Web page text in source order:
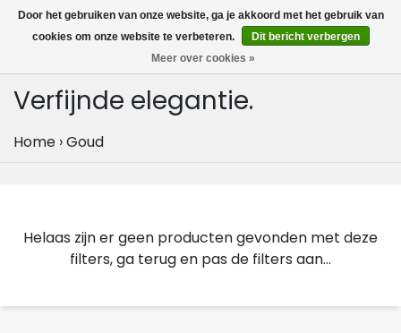
MENU
0
Verfijnde elegantie.
Home ›Goud
Helaas zijn er geen producten gevonden met deze
filters, ga terug en pas de filters aan...
Door het gebruiken van onze website, ga je akkoord met het gebruik van
cookies om onze website te verbeteren.
Dit bericht verbergen
Meer over cookies »